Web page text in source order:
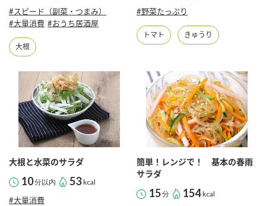
#スピード（副菜・つまみ）
#大量消費 #おうち居酒屋
大根
#野菜たっぷり
トマト きゅうり
大根と水菜のサラダ
10分以内 53 kcal
#大量消費
簡単！レンジで！ 基本の春雨
サラダ
15分 154 kcal